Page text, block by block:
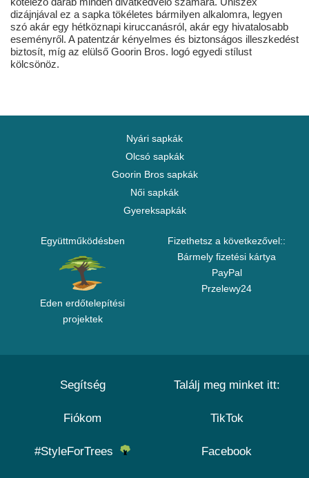
dizájnjával ez a sapka tökéletes bármilyen alkalomra, legyen
szó akár egy hétköznapi kiruccanásról, akár egy hivatalosabb
eseményről. A patentzár kényelmes és biztonságos illeszkedést
biztosít, míg az elülső Goorin Bros. logó egyedi stílust
kölcsönöz.
Nyári sapkák
Olcsó sapkák
Goorin Bros sapkák
Női sapkák
Gyereksapkák
Együttműködésben
Eden erdőtelepítési
projektek
Fizethetsz a következővel::
Bármely fizetési kártya
PayPal
Przelewy24
Segítség
Fiókom
#StyleForTrees
Találj meg minket itt:
TikTok
Facebook